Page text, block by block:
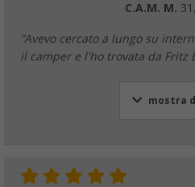
C.A.M. M.
"Avevo cercato a lungo su
il camper e l'ho trovata da Fritz
mostra